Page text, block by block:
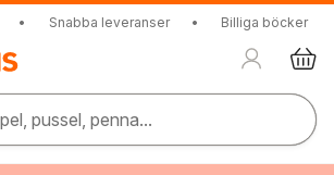
• Snabba leveranser • Billiga böcker
pussel, penna...